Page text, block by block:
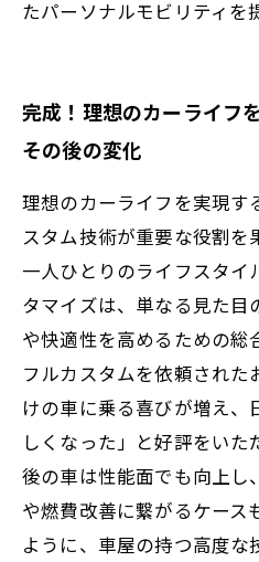
たパーソナルモビリティを
完成！理想のカーライフ
その後の変化
理想のカーライフを実現す
スタム技術が重要な役割を
一人ひとりのライフスタイ
タマイズは、単なる見た目
や快適性を高めるための総
フルカスタムを依頼され
けの車に乗る喜びが増え、
しくなった」と好評をい
後の車は性能面でも向上し
や燃費改善に繋がるケース
ように、車屋の持つ高度な